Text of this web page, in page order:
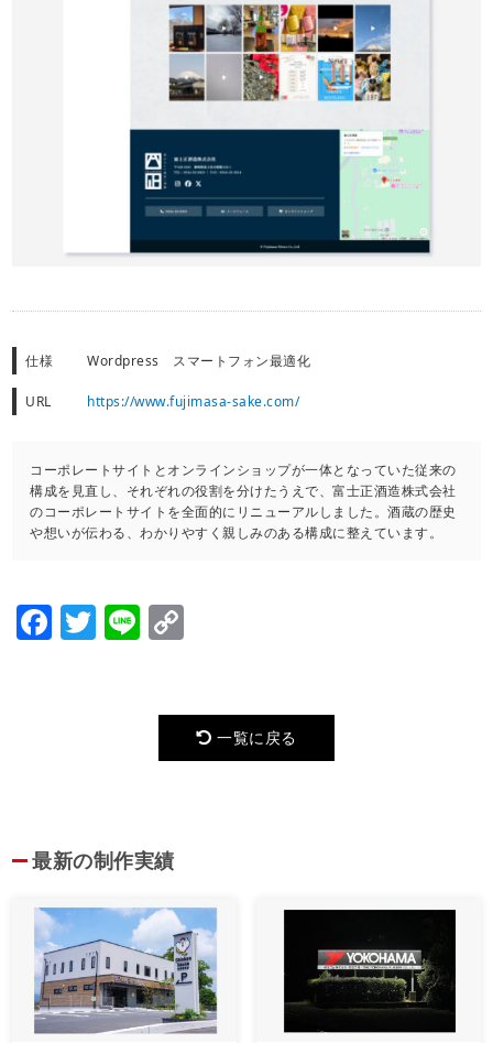
仕様 Wordpress スマートフォン最適化
URL https://www.fujimasa-sake.com/
コーポレートサイトとオンラインショップが一体となっていた従来の
構成を見直し、それぞれの役割を分けたうえで、富士正酒造株式会社
のコーポレートサイトを全面的にリニューアルしました。酒蔵の歴史
や想いが伝わる、わかりやすく親しみのある構成に整えています。
Facebook
Twitter
Line
一覧に戻る
最新の制作実績